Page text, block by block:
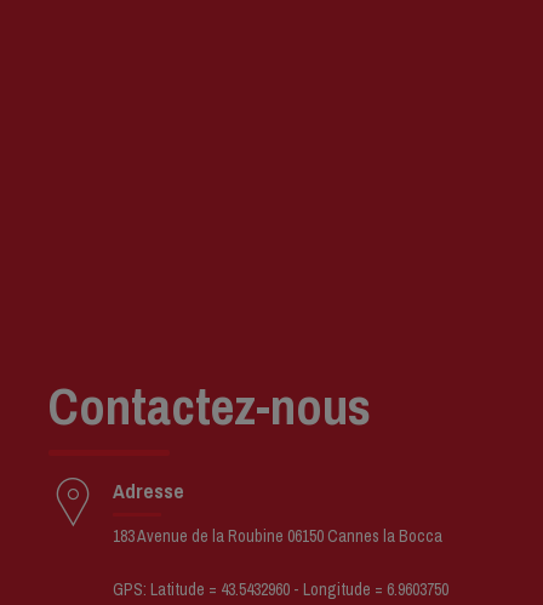
Contactez-nous
Adresse
183 Avenue de la Roubine 06150 Cannes la Bocca
GPS: Latitude = 43.5432960 - Longitude = 6.9603750